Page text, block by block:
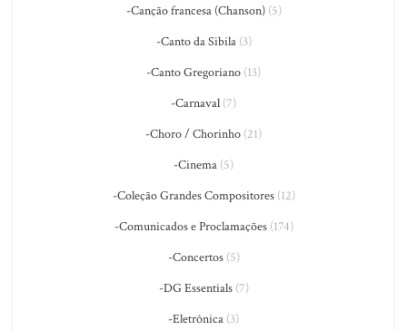
-Canção francesa (Chanson)(5)
-Canto da Sibila(3)
-Canto Gregoriano (13)
-Carnaval (7)
-Choro / Chorinho (21)
-Cinema (5)
-Coleção Grandes Compositores(12)
-Comunicados e Proclamações(174)
-Concertos(5)
-DG Essentials(7)
-Eletrônica (3)